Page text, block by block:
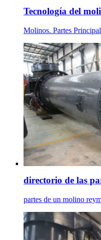
Tecnología del
Molinos. Partes
directorio de las
partes de un molino